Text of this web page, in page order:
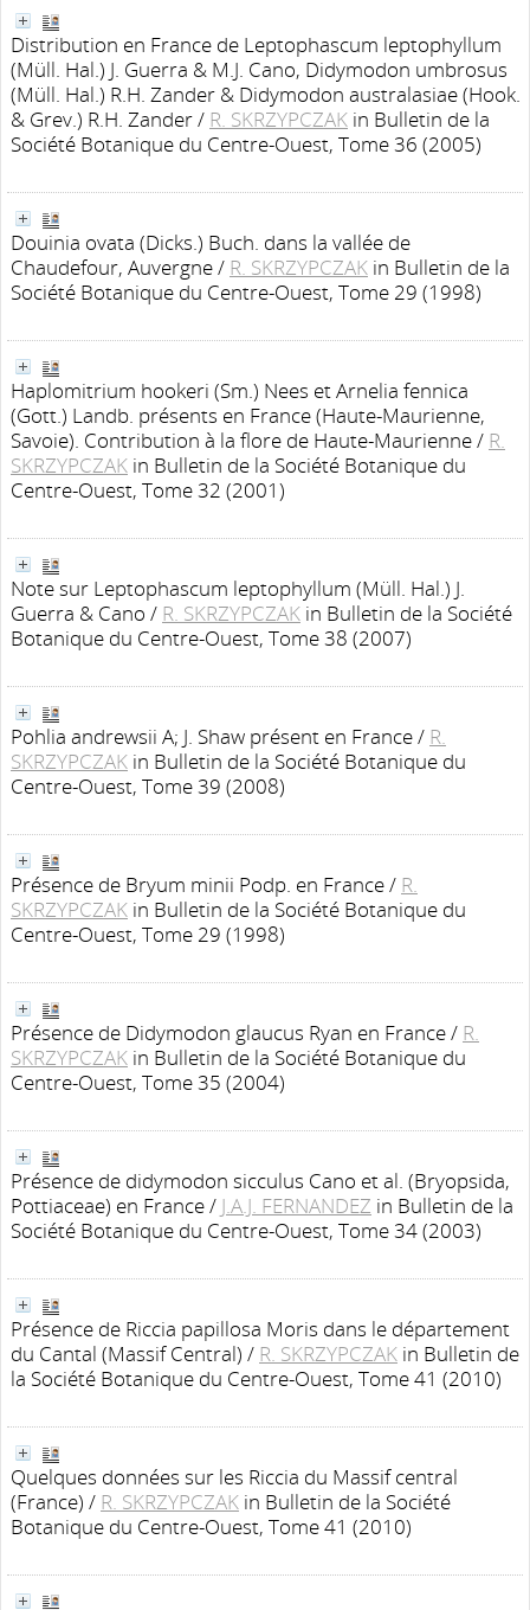
Distribution en France de Leptophascum leptophyllum
(Müll. Hal.) J. Guerra & M.J. Cano, Didymodon umbrosus
(Müll. Hal.) R.H. Zander & Didymodon australasiae (Hook.
& Grev.) R.H. Zander/ R. SKRZYPCZAK in Bulletin de la
Société Botanique du Centre-Ouest, Tome 36 (2005)
Douinia ovata (Dicks.) Buch. dans la vallée de
Chaudefour, Auvergne/ R. SKRZYPCZAK in Bulletin de la
Société Botanique du Centre-Ouest, Tome 29 (1998)
Haplomitrium hookeri (Sm.) Nees et Arnelia fennica
(Gott.) Landb. présents en France (Haute-Maurienne,
Savoie). Contribution à la flore de Haute-Maurienne/ R.
SKRZYPCZAK in Bulletin de la Société Botanique du
Centre-Ouest, Tome 32 (2001)
Note sur Leptophascum leptophyllum (Müll. Hal.) J.
Guerra & Cano / R. SKRZYPCZAK in Bulletin de la Société
Botanique du Centre-Ouest, Tome 38 (2007)
Pohlia andrewsii A; J. Shaw présent en France/ R.
SKRZYPCZAK in Bulletin de la Société Botanique du
Centre-Ouest, Tome 39 (2008)
Présence de Bryum minii Podp. en France/ R.
SKRZYPCZAK in Bulletin de la Société Botanique du
Centre-Ouest, Tome 29 (1998)
Présence de Didymodon glaucus Ryan en France/ R.
SKRZYPCZAK in Bulletin de la Société Botanique du
Centre-Ouest, Tome 35 (2004)
Présence de didymodon sicculus Cano et al. (Bryopsida,
Pottiaceae) en France/ J.A.J. FERNANDEZ in Bulletin de la
Société Botanique du Centre-Ouest, Tome 34 (2003)
Présence de Riccia papillosa Moris dans le département
du Cantal (Massif Central) / R. SKRZYPCZAK in Bulletin de
la Société Botanique du Centre-Ouest, Tome 41 (2010)
Quelques données sur les Riccia du Massif central
(France) / R. SKRZYPCZAK in Bulletin de la Société
Botanique du Centre-Ouest, Tome 41 (2010)